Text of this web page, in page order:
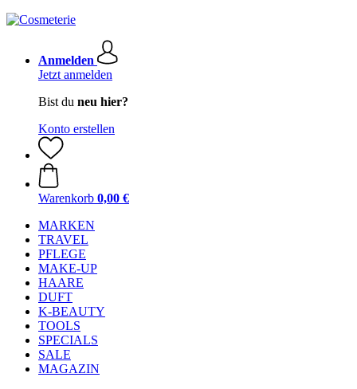
Anmelden
Jetzt anmelden
Bist du neu hier?
Konto erstellen
Warenkorb 0,00 €
MARKEN
TRAVEL
PFLEGE
MAKE-UP
HAARE
DUFT
K-BEAUTY
TOOLS
SPECIALS
SALE
MAGAZIN